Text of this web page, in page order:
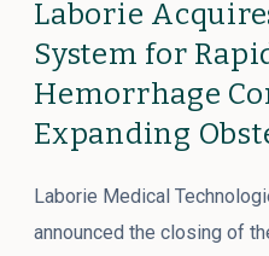
Laborie
System for
Hemorrhage
Expanding
Laborie Medical
announced the closing of